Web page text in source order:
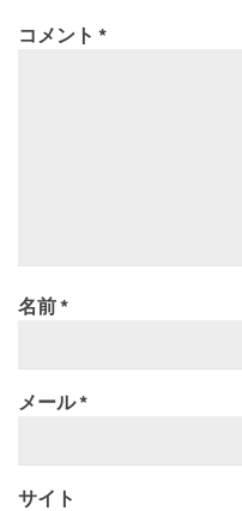
コメント *
名前*
メール*
サイト